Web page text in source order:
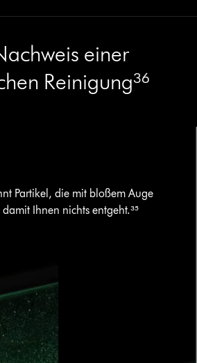
einer
Reinigung³⁶
Partikel, die mit bloßem Auge
Ihnen nichts entgeht.³⁵